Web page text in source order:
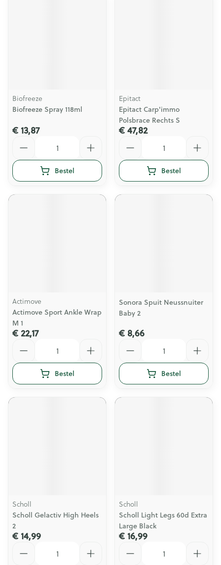
Biofreeze
Biofreeze Spray 118ml
€ 13,87
Bestel
Epitact
Epitact Carp'immo
Polsbrace Rechts S
€ 47,82
Bestel
Actimove
Actimove Sport Ankle Wrap
M 1
€ 22,17
Bestel
Sonora Spuit Neussnuiter
Baby 2
€ 8,66
Bestel
Scholl
Scholl Gelactiv High Heels
2
€ 14,99
Scholl
Scholl Light Legs 60d Extra
Large Black
€ 16,99